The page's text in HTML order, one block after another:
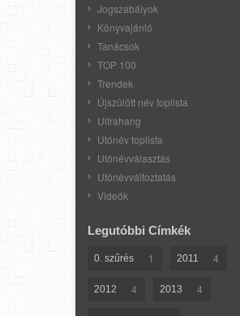
Jogszabályok
Könyvajánló
Tanácsok
TOP 100
Trendek
Újszülött név toplista
Ultrahang
Utónév toplista
Utónévválasztás
Utónévváltoztatás
Videók
Legutóbbi Címkék
0. szűrés 1 2011 4
2012 4 2013 4